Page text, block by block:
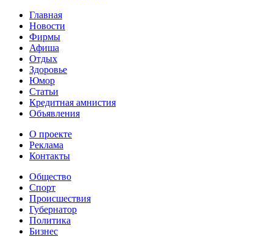
Главная
Новости
Фирмы
Афиша
Отдых
Здоровье
Юмор
Статьи
Кредитная амнистия
Объявления
О проекте
Реклама
Контакты
Общество
Спорт
Происшествия
Губернатор
Политика
Бизнес